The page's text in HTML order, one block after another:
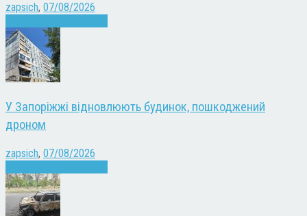
zapsich, 07/08/2026
У Запоріжжі відновлюють будинок, пошкоджений
дроном
zapsich, 07/08/2026